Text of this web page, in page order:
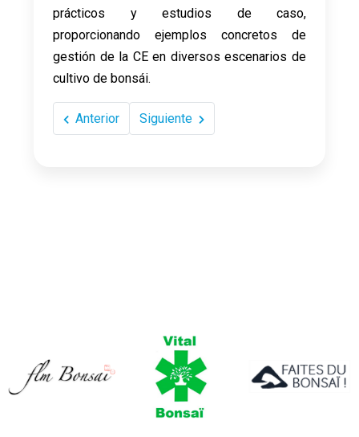
prácticos y estudios de caso,
proporcionando ejemplos concretos de
gestión de la CE en diversos escenarios de
cultivo de bonsái.
Anterior Siguiente